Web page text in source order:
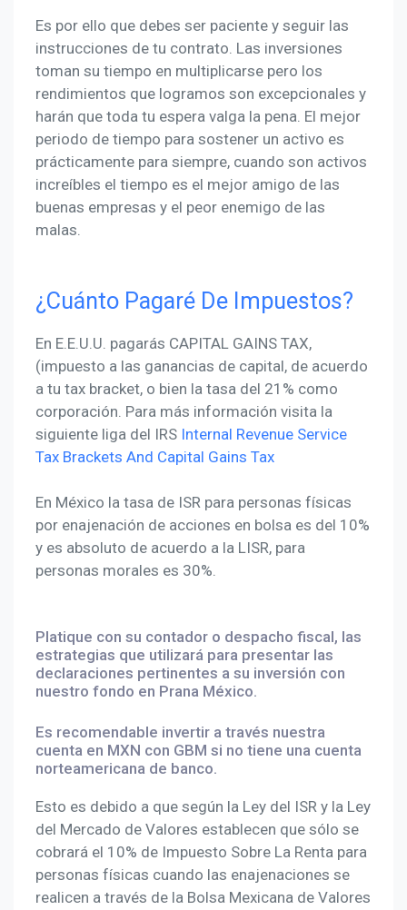
Es por ello que debes ser paciente y seguir las
instrucciones de tu contrato. Las inversiones
toman su tiempo en multiplicarse pero los
rendimientos que logramos son excepcionales y
harán que toda tu espera valga la pena. El mejor
periodo de tiempo para sostener un activo es
prácticamente para siempre, cuando son activos
increíbles el tiempo es el mejor amigo de las
buenas empresas y el peor enemigo de las
malas.
¿Cuánto Pagaré De Impuestos?
En E.E.U.U. pagarás CAPITAL GAINS TAX,
(impuesto a las ganancias de capital, de acuerdo
a tu tax bracket, o bien la tasa del 21% como
corporación. Para más información visita la
siguiente liga del IRS Internal Revenue Service
Tax Brackets And Capital Gains Tax
En México la tasa de ISR para personas físicas
por enajenación de acciones en bolsa es del 10%
y es absoluto de acuerdo a la LISR, para
personas morales es 30%.
Platique con su contador o despacho fiscal, las
estrategias que utilizará para presentar las
declaraciones pertinentes a su inversión con
nuestro fondo en Prana México.
Es recomendable invertir a través nuestra
cuenta en MXN con GBM si no tiene una cuenta
norteamericana de banco.
Esto es debido a que según la Ley del ISR y la Ley
del Mercado de Valores establecen que sólo se
cobrará el 10% de Impuesto Sobre La Renta para
personas físicas cuando las enajenaciones se
realicen a través de la Bolsa Mexicana de Valores